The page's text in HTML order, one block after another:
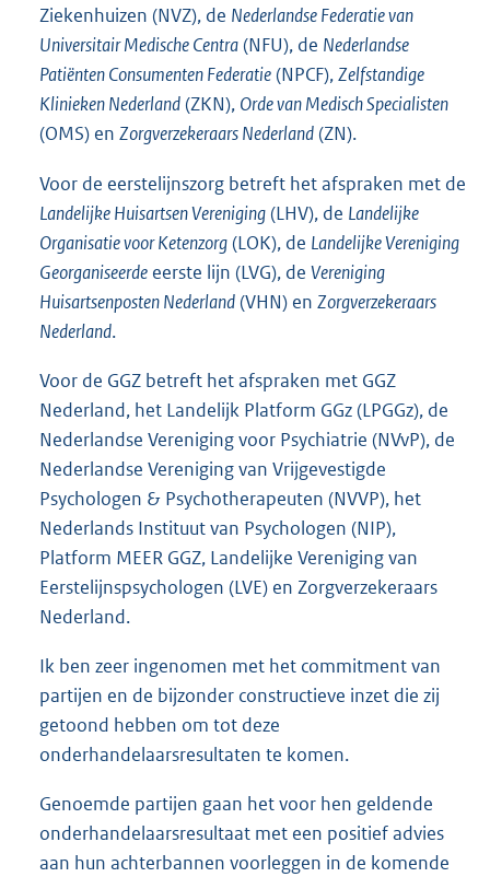
Ziekenhuizen (NVZ), de Nederlandse Federatie van
Universitair Medische Centra(NFU), de Nederlandse
Patiënten Consumenten Federatie(NPCF),Zelfstandige
Klinieken Nederland(ZKN), Orde van Medisch Specialisten
(OMS) en Zorgverzekeraars Nederland(ZN).
Voor de eerstelijnszorg betreft het afspraken met de
Landelijke Huisartsen Vereniging(LHV), de Landelijke
Organisatie voor Ketenzorg(LOK), de Landelijke Vereniging
Georganiseerde eerste lijn (LVG), de Vereniging
Huisartsenposten Nederland(VHN) en Zorgverzekeraars
Nederland.
Voor de GGZ betreft het afspraken met GGZ
Nederland, het Landelijk Platform GGz (LPGGz), de
Nederlandse Vereniging voor Psychiatrie (NVvP), de
Nederlandse Vereniging van Vrijgevestigde
Psychologen & Psychotherapeuten (NVVP), het
Nederlands Instituut van Psychologen (NIP),
Platform MEER GGZ, Landelijke Vereniging van
Eerstelijnspsychologen (LVE) en Zorgverzekeraars
Nederland.
Ik ben zeer ingenomen met het commitment van
partijen en de bijzonder constructieve inzet die zij
getoond hebben om tot deze
onderhandelaarsresultaten te komen.
Genoemde partijen gaan het voor hen geldende
onderhandelaarsresultaat met een positief advies
aan hun achterbannen voorleggen in de komende